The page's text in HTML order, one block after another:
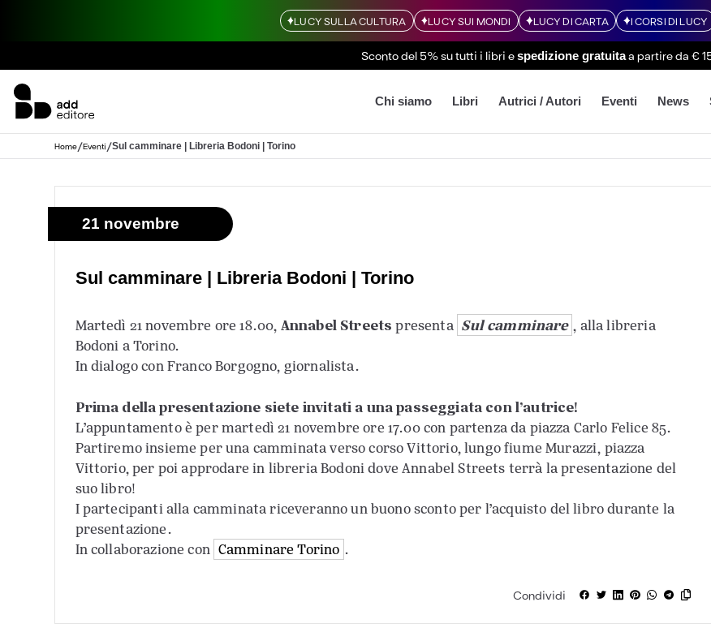
LUCY SULLA CULTURA LUCY SUI MONDI LUCY DI CARTA I CORSI DI LUCY
Sconto del 5% su tutti i libri espedizione gratuitaa partire da €
Chi siamo Libri Autrici / Autori Eventi News
Home/Eventi/Sul camminare | Libreria Bodoni | Torino
21 novembre
Sul camminare | Libreria Bodoni | Torino
Martedì 21 novembre ore 18.00, Annabel Streetspresenta Sul camminare , alla libreria
Bodoni a Torino.
In dialogo con Franco Borgogno, giornalista.
Prima della presentazione siete invitati a una passeggiata con l’autrice!
L’appuntamento è per martedì 21 novembre ore 17.00 con partenza da piazza Carlo Felice 85.
Partiremo insieme per una camminata verso corso Vittorio, lungo fiume Murazzi, piazza
Vittorio, per poi approdare in libreria Bodoni dove Annabel Streets terrà la presentazione del
suo libro!
I partecipanti alla camminata riceveranno un buono sconto per l’acquisto del libro durante la
presentazione.
In collaborazione con Camminare Torino .
Condividi